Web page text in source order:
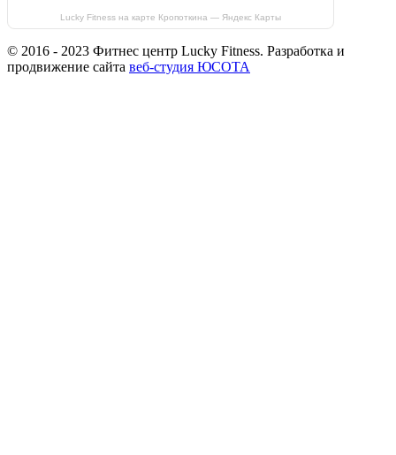
Lucky Fitness на карте Кропоткина — Яндекс Карты
© 2016 - 2023 Фитнес центр Lucky Fitness. Разработка и
продвижение сайта веб-студия ЮСОТА